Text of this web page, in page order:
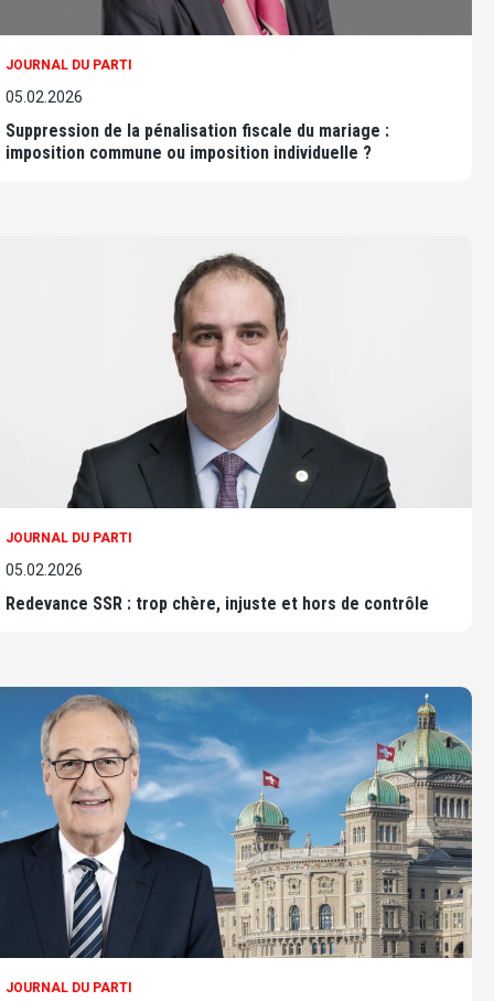
JOURNAL DU PARTI
05.02.2026
Suppression de la pénalisation fiscale du mariage :
imposition commune ou imposition individuelle ?
JOURNAL DU PARTI
05.02.2026
Redevance SSR : trop chère, injuste et hors de contrôle
JOURNAL DU PARTI